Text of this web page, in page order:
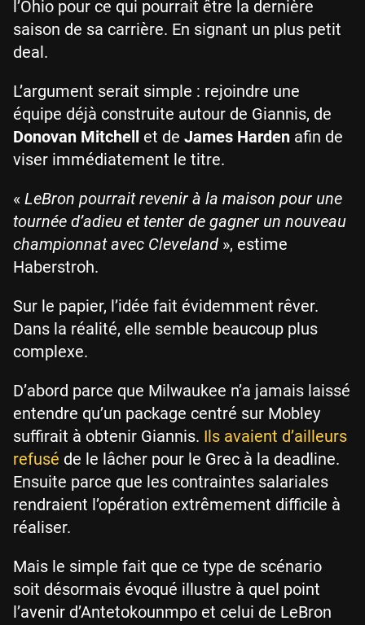
l’Ohio pour ce qui pourrait être la dernière
saison de sa carrière. En signant un plus petit
deal.
L’argument serait simple : rejoindre une
équipe déjà construite autour de Giannis, de
Donovan Mitchell et de James Harden afin de
viser immédiatement le titre.
« LeBron pourrait revenir à la maison pour une
tournée d’adieu et tenter de gagner un nouveau
championnat avec Cleveland », estime
Haberstroh.
Sur le papier, l’idée fait évidemment rêver.
Dans la réalité, elle semble beaucoup plus
complexe.
D’abord parce que Milwaukee n’a jamais laissé
entendre qu’un package centré sur Mobley
suffirait à obtenir Giannis. Ils avaient d’ailleurs
refusé de le lâcher pour le Grec à la deadline.
Ensuite parce que les contraintes salariales
rendraient l’opération extrêmement difficile à
réaliser.
Mais le simple fait que ce type de scénario
soit désormais évoqué illustre à quel point
l’avenir d’Antetokounmpo et celui de LeBron